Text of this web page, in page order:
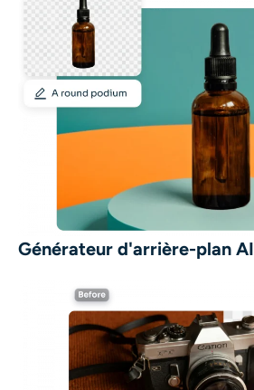
Générateur d'arrière-plan AI